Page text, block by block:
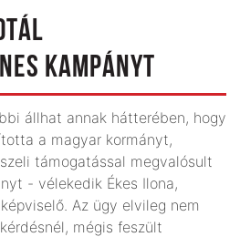
KAMPÁNYT
állhat annak hátterében, hogy
a magyar kormányt,
támogatással megvalósult
- vélekedik Ékes Ilona,
Az ügy elvileg nem
mégis feszült